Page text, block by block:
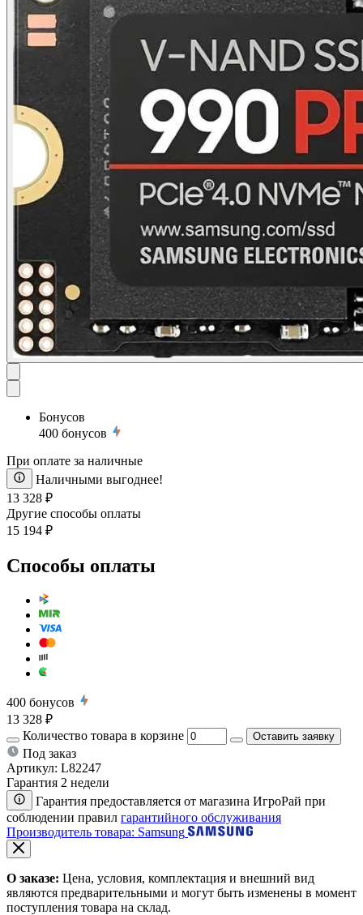
Бонусов
400 бонусов
При оплате за наличные
Наличными выгоднее!
13 328 ₽
Другие способы оплаты
15 194 ₽
Способы оплаты
400 бонусов
13 328 ₽
Количество товара в корзине
Оставить заявку
Под заказ
Артикул: L82247
Гарантия 2 недели
Гарантия предоставляется от магазина ИгроРай при
соблюдении правил гарантийного обслуживания
Производитель товара: Samsung
О заказе: Цена, условия, комплектация и внешний вид
являются предварительными и могут быть изменены в момент
поступления товара на склад.